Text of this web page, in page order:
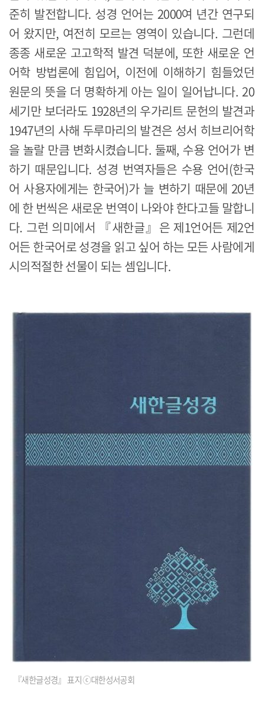
준히 발전합니다. 성경 언어는 2000여 년간 연구되
어 왔지만, 여전히 모르는 영역이 있습니다. 그런데
종종 새로운 고고학적 발견 덕분에, 또한 새로운 언
어학 방법론에 힘입어, 이전에 이해하기 힘들었던
원문의 뜻을 더 명확하게 아는 일이 일어납니다. 20
세기만 보더라도 1928년의 우가리트 문헌의 발견과
1947년의 사해 두루마리의 발견은 성서 히브리어학
을 놀랄 만큼 변화시켰습니다. 둘째, 수용 언어가 변
하기 때문입니다. 성경 번역자들은 수용 언어(한국
어 사용자에게는 한국어)가 늘 변하기 때문에 20년
에 한 번씩은 새로운 번역이 나와야 한다고들 말합니
다. 그런 의미에서 『새한글』은 제1언어든 제2언
어든 한국어로 성경을 읽고 싶어 하는 모든 사람에게
시의적절한 선물이 되는 셈입니다.
『새한글성경』 표지 ⓒ대한성서공회